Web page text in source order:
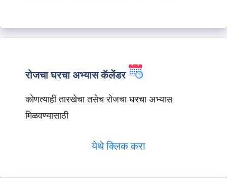
रोजचा घरचा अभ्यास कॅलेंडर
कोणत्याही तारखेचा तसेच रोजचा घरचा अभ्यास
मिळवण्यासाठी
येथे क्लिक करा